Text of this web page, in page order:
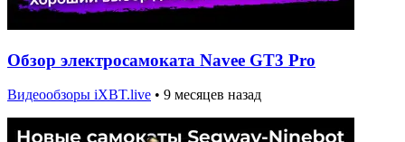
Обзор электросамоката Navee GT3 Pro
Видеообзоры iXBT.live • 9 месяцев назад